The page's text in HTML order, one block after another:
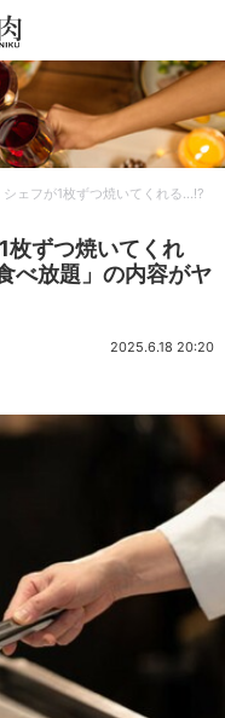
シェフが1枚ずつ焼いてくれる…!?
枚ずつ焼いてくれ
べ放題」の内容がヤ
2025.6.18 20:20